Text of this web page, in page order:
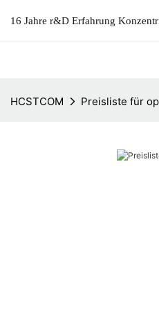
16 Jahre r&D Erfahrung
HCSTCOM Preisliste für